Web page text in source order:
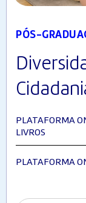
PÓS-
PLATAFORMA
LIVROS
PLATAFORMA